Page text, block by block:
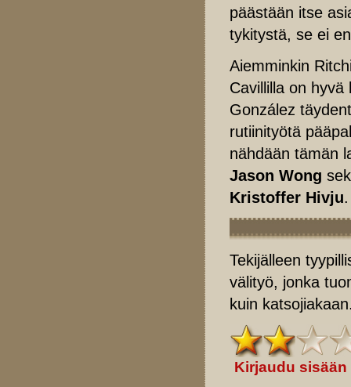
päästään itse
tykitystä, se ei
Aiemminkin
Cavillilla on
González
rutiinityötä
nähdään tämän
Jason Wong
Kristoffer Hivju.
Tekijälleen
välityö, jonka
kuin
Kirjaudu sisään